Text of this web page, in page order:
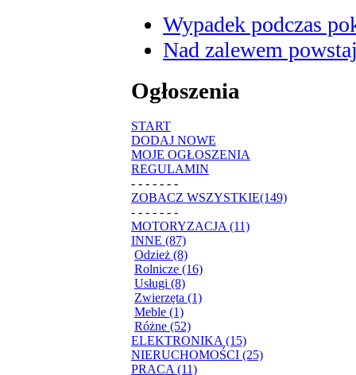
Wypadek podczas
Nad zalewem
Ogłoszenia
START
DODAJ NOWE
MOJE OGŁOSZENIA
REGULAMIN
- - - - - - -
ZOBACZ WSZYSTKIE(149)
- - - - - - -
MOTORYZACJA (11)
INNE (87)
Odzież (8)
Rolnicze (16)
Usługi (8)
Zwierzęta (1)
Meble (1)
Różne (52)
ELEKTRONIKA (15)
NIERUCHOMOŚCI (25)
PRACA (11)